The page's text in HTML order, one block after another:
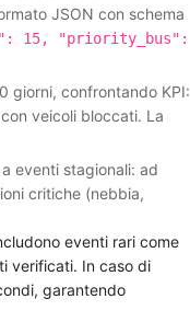
JSON con schema
15, "priority_bus":
giorni, confrontando KPI:
veicoli bloccati. La
eventi stagionali: ad
critiche (nebbia,
eventi rari come
verificati. In caso di
garantendo